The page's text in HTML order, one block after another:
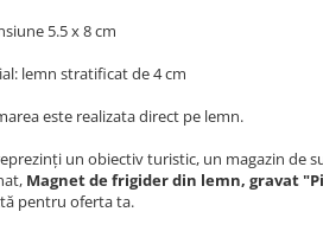
5.5 x 8 cm
lemn stratificat de 4 cm
este realizata direct pe lemn.
un obiectiv turistic, un magazin de
Magnet de frigider din lemn, gravat
pentru oferta ta.